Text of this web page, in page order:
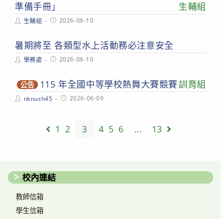
準備手冊」
生輔組
Post生輔組
Post2026-06-10
暑期將至 各類型水上活動務必注意安全
Post學務處
Post2026-06-10
公告 訓育組
115 年全國中等學校熱舞大賽競賽
Postnknush45
Post2026-06-09
Go to the previous page
1 2 3 4 5 6 ... 13 Go to the
校內連結
教師信箱
學生信箱